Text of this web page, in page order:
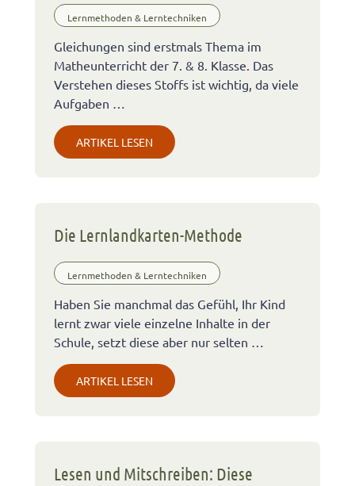
Lernmethoden & Lerntechniken
Gleichungen sind erstmals Thema im
Matheunterricht der 7. & 8. Klasse. Das
Verstehen dieses Stoffs ist wichtig, da viele
Aufgaben …
ARTIKEL LESEN
Die Lernlandkarten-Methode
Lernmethoden & Lerntechniken
Haben Sie manchmal das Gefühl, Ihr Kind
lernt zwar viele einzelne Inhalte in der
Schule, setzt diese aber nur selten …
ARTIKEL LESEN
Lesen und Mitschreiben: Diese